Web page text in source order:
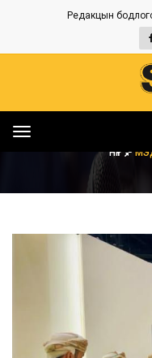
Редакцын
Toggle
НҮҮР